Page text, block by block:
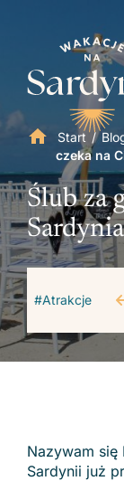
Start /
czeka na
Ślub za
#Atrakcje
Nazywam się
Sardynii już